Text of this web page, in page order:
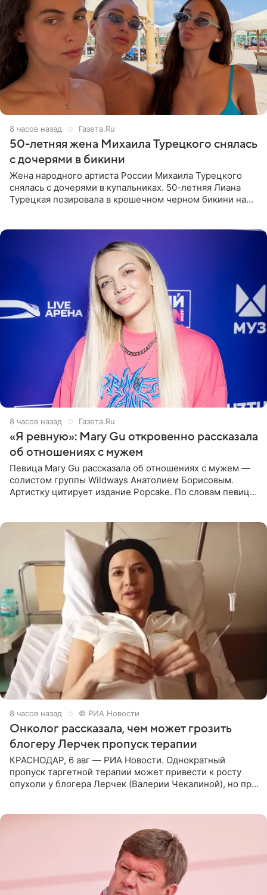
8 часов назад Газета.Ru
50-летняя жена Михаила Турецкого снялась
с дочерями в бикини
Жена народного артиста России Михаила Турецкого
снялась с дочерями в купальниках. 50-летняя Лиана
Турецкая позировала в крошечном черном бикини на
8 часов назад Газета.Ru
«Я ревную»: Mary Gu откровенно рассказала
об отношениях с мужем
Певица Mary Gu рассказала об отношениях с мужем —
солистом группы Wildways Анатолием Борисовым.
Артистку цитирует издание Popcake. По словам певицы,
8 часов назад © РИА Новости
Онколог рассказала, чем может грозить
блогеру Лерчек пропуск терапии
КРАСНОДАР, 6 авг — РИА Новости. Однократный
пропуск таргетной терапии может привести к росту
опухоли у блогера Лерчек (Валерии Чекалиной), но при